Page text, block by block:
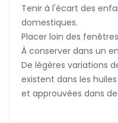
Tenir à l'écart des
domestiques.
Placer loin des
À conserver dans un
De légères variations
existent dans les
et approuvées dans